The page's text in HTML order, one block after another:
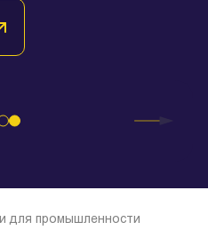
для промышленности